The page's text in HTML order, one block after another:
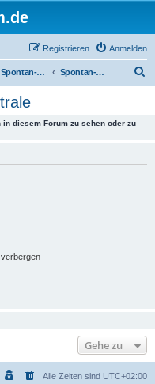
Anmelden
Registrieren
Spontan-Seifeln für alle Spontan-Seifeln - Notrufzentrale
diesem Forum zu sehen oder zu
Gehe zu
Alle Zeiten sind UTC+02:00